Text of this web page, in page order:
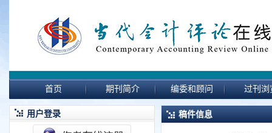
首页 期刊简介 编委和顾问 过刊浏
用户登录 稿件信息